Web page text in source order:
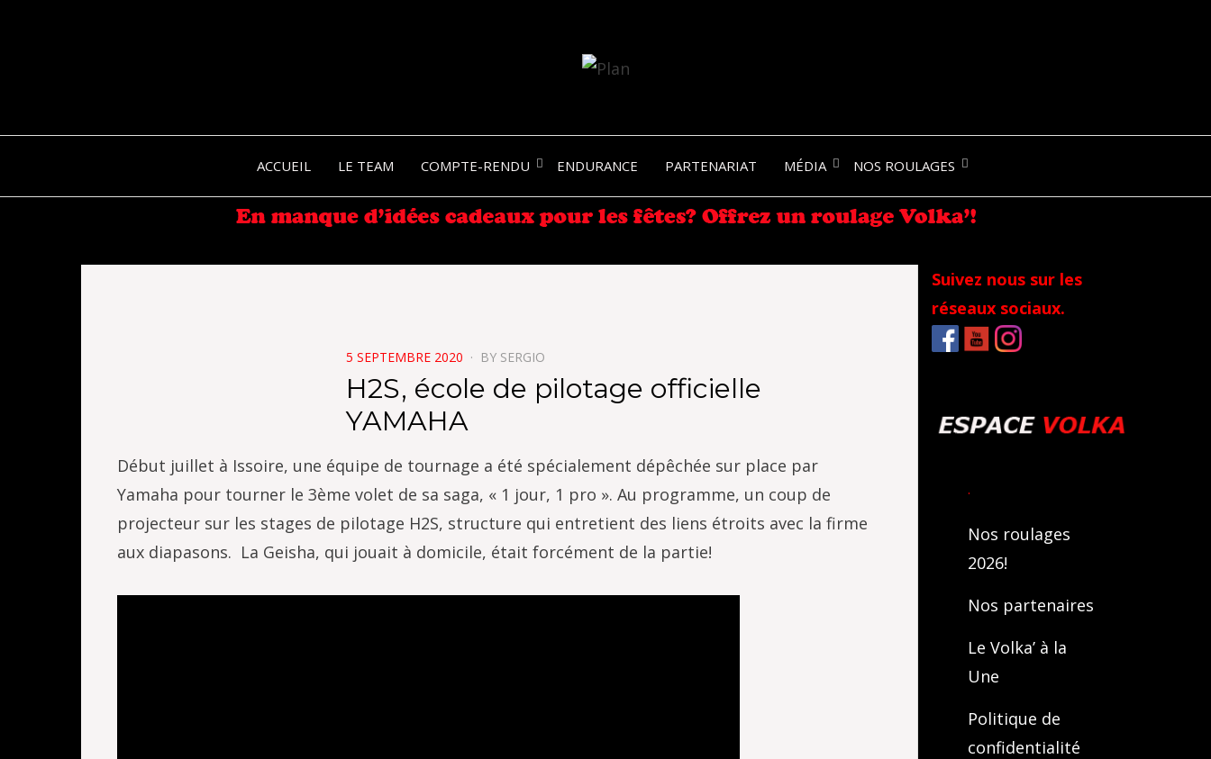
VOLKANIK-
ENDURANCE
ACCUEIL LE TEAM COMPTE-RENDU ENDURANCE PARTENARIAT MÉDIA NOS ROULAGES
POSTED
ON
5 SEPTEMBRE 2020 BY SERGIO
H2S, école de pilotage officielle
YAMAHA
Début juillet à Issoire, une équipe de tournage a été spécialement dépêchée sur place par
Yamaha pour tourner le 3ème volet de sa saga, « 1 jour, 1 pro ». Au programme, un coup de
projecteur sur les stages de pilotage H2S, structure qui entretient des liens étroits avec la firme
aux diapasons. La Geisha, qui jouait à domicile, était forcément de la partie!
Suivez nous sur les
réseaux sociaux.
.
Nos roulages
2026!
Nos partenaires
Le Volka’ à la
Une
Politique de
confidentialité